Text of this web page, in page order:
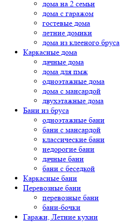
дома на 2 семьи
дома с гаражом
гостевые дома
летние домики
дома из клееного бруса
Каркасные дома
дачные дома
дома для пмж
одноэтажные дома
дома с мансардой
двухэтажные дома
Бани из бруса
одноэтажные бани
бани с мансардой
классические бани
недорогие бани
дачные бани
бани с беседкой
Каркасные бани
Перевозные бани
перевозные бани
бани-бочки
Гаражи, Летние кухни